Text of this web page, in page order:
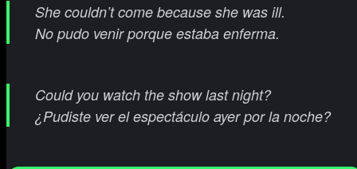
She couldn’t come because she was ill.
No pudo venir porque estaba enferma.
Could you watch the show last night?
¿Pudiste ver el espectáculo ayer por la noche?